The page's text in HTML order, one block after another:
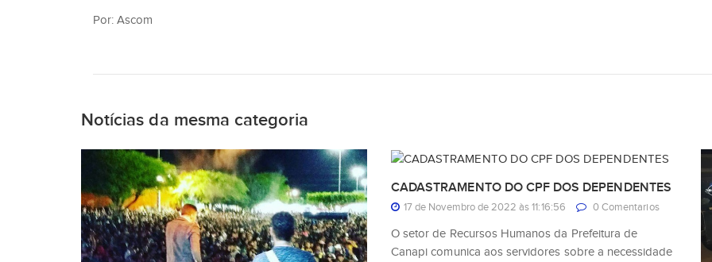
Por: Ascom
Notícias da mesma categoria
CADASTRAMENTO DO CPF DOS DEPENDENTES
17 de Novembro de 2022 às 11:16:56 0 Comentarios
O setor de Recursos Humanos da Prefeitura de
Canapi comunica aos servidores sobre a necessidade